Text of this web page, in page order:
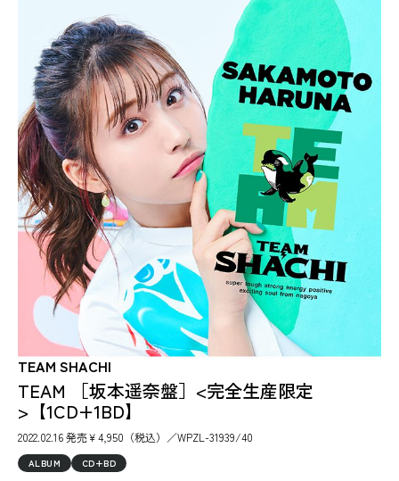
TEAM SHACHI
TEAM ［坂本遥奈盤］<完全生産限定
>【1CD+1BD】
2022.02.16 発売￥4,950（税込）／WPZL-31939/40
ALBUM CD+BD